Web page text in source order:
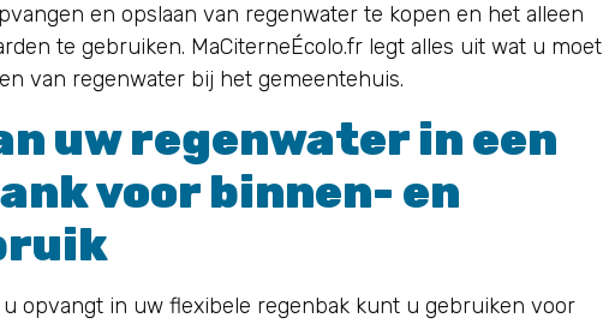
en opslaan van regenwater te kopen en het alleen
te gebruiken. MaCiterneÉcolo.fr legt alles uit wat u moet
van regenwater bij het gemeentehuis.
uw regenwater in een
voor binnen- en
opvangt in uw flexibele regenbak kunt u gebruiken voor